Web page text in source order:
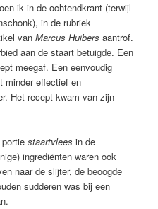
ik in de ochtendkrant (terwijl
in de rubriek
vanMarcus Huibers aantrof.
aan de staart betuigde. Een
meegaf. Een eenvoudig
minder effectief en
Het recept kwam van zijn
portiestaartvlees in de
ingrediënten waren ook
naar de slijter, de beoogde
sudderen was bij een